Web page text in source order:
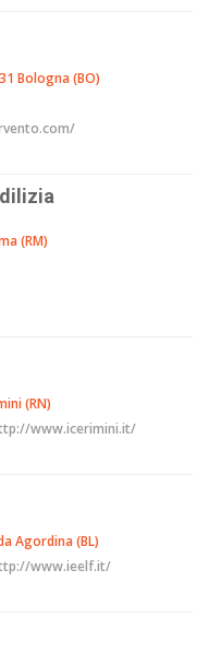
Bologna (BO)
(RM)
(RN)
www.icerimini.it/
Agordina (BL)
www.ieelf.it/